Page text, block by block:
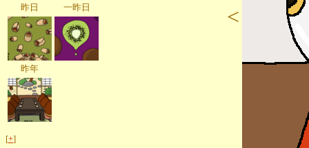
昨日 一昨日
昨年
[+]
<